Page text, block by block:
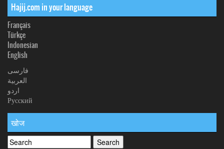
Hajij.com in your language
Français
Türkçe
Indonesian
English
فارسی
العربیة
اردو
Русский
खोज